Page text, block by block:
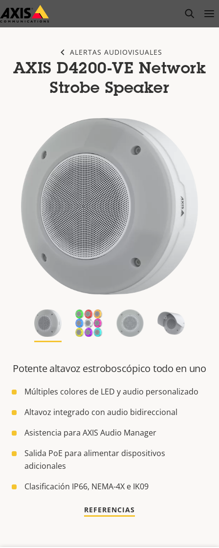
Saltar
al
open
ALERTAS AUDIOVISUALES
AXIS D4200-VE Network
Strobe Speaker
Potente altavoz estroboscópico todo en uno
Múltiples colores de LED y audio personalizado
Altavoz integrado con audio bidireccional
Asistencia para AXIS Audio Manager
Salida PoE para alimentar dispositivos
adicionales
Clasificación IP66, NEMA-4X e IK09
REFERENCIAS